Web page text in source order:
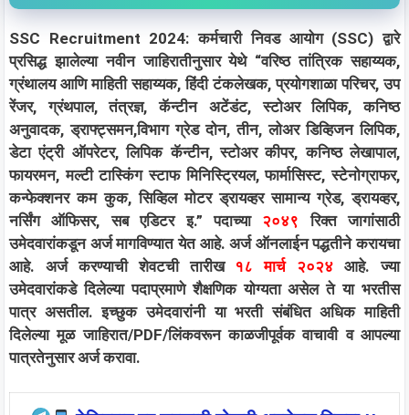
SSC Recruitment 2024: कर्मचारी निवड आयोग (SSC) द्वारे
प्रसिद्ध झालेल्या नवीन जाहिरातीनुसार येथे “वरिष्ठ तांत्रिक सहाय्यक,
ग्रंथालय आणि माहिती सहाय्यक, हिंदी टंकलेखक, प्रयोगशाळा परिचर, उप
रेंजर, ग्रंथपाल, तंत्रज्ञ, कॅन्टीन अटेंडंट, स्टोअर लिपिक, कनिष्ठ
अनुवादक, ड्राफ्ट्समन,विभाग ग्रेड दोन, तीन, लोअर डिव्हिजन लिपिक,
डेटा एंट्री ऑपरेटर, लिपिक कॅन्टीन, स्टोअर कीपर, कनिष्ठ लेखापाल,
फायरमन, मल्टी टास्किंग स्टाफ मिनिस्ट्रियल, फार्मासिस्ट, स्टेनोग्राफर,
कन्फेक्शनर कम कुक, सिव्हिल मोटर ड्रायव्हर सामान्य ग्रेड, ड्रायव्हर,
नर्सिंग ऑफिसर, सब एडिटर इ.” पदाच्या २०४९रिक्त जागांसाठी
उमेदवारांकडून अर्ज मागविण्यात येत आहे. अर्ज ऑनलाईन पद्धतीने करायचा
आहे. अर्ज करण्याची शेवटची तारीख १८ मार्च २०२४ आहे. ज्या
उमेदवारांकडे दिलेल्या पदाप्रमाणे शैक्षणिक योग्यता असेल ते या भरतीस
पात्र असतील. इच्छुक उमेदवारांनी या भरती संबंधित अधिक माहिती
दिलेल्या मूळ जाहिरात/PDF/लिंकवरून काळजीपूर्वक वाचावी व आपल्या
पात्रतेनुसार अर्ज करावा.